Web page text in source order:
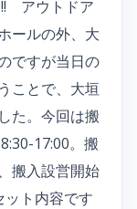
アウトドア
ールの外、大
ですが当日の
ことで、大垣
た。今回は搬
17:00。搬
搬入設営開始
ト内容です